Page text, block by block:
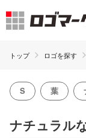
トップ ロゴを探す
S 葉
ナチュラル